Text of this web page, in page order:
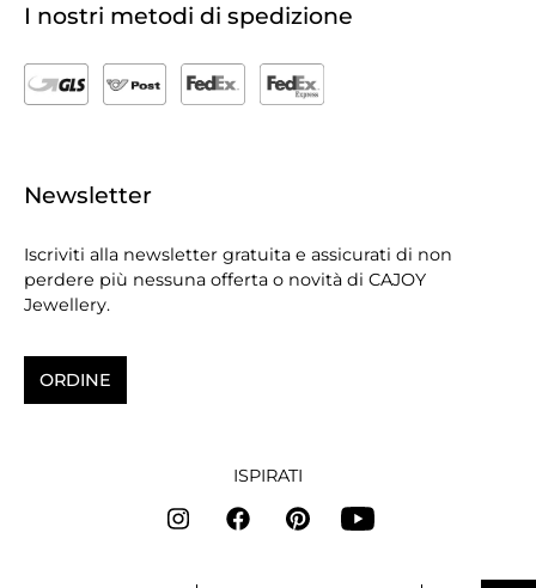
I nostri metodi di spedizione
Newsletter
Iscriviti alla newsletter gratuita e assicurati di non
perdere più nessuna offerta o novità di CAJOY
Jewellery.
ORDINE
ISPIRATI